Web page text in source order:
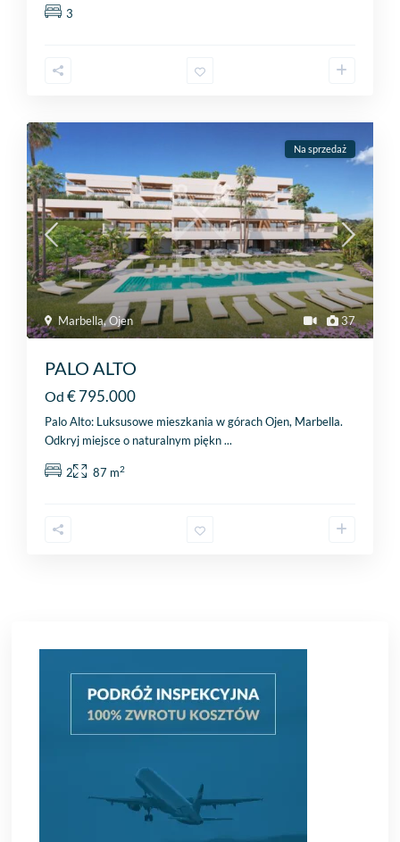
3
37
Marbella,Ojen
Na sprzedaż
PALO ALTO
Od € 795.000
Palo Alto: Luksusowe mieszkania w górach Ojen, Marbella.
Odkryj miejsce o naturalnym piękn...
2 87 m2